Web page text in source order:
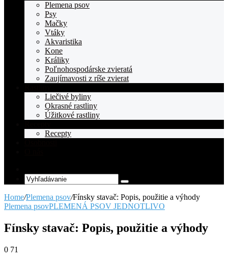
Plemena psov
Psy
Mačky
Vtáky
Akvaristika
Kone
Králiky
Poľnohospodárske zvieratá
Zaujímavosti z ríše zvierat
Liečivé byliny
Okrasné rastliny
Úžitkové rastliny
Recepty
Article
Vyhľadávanie
Home/Plemena psov/Fínsky stavač: Popis, použitie a výhody
Plemena psovPLEMENÁ PSOV JEDNOTLIVO
Fínsky stavač: Popis, použitie a výhody
0 71